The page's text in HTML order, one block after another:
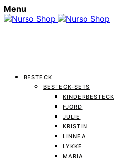
Menu
BESTECK
BESTECK-SETS
KINDERBESTECK
FJORD
JULIE
KRISTIN
LINNEA
LYKKE
MARIA